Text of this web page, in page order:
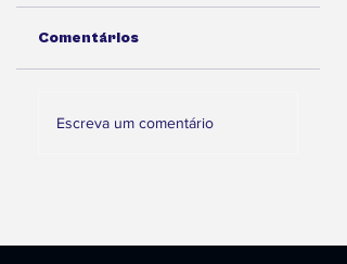
Comentários
Escreva um comentário